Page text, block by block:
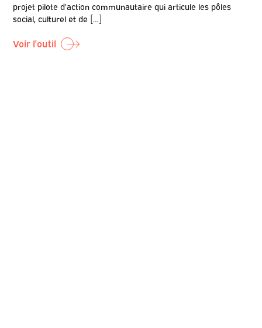
projet pilote d’action communautaire qui articule les pôles
social, culturel et de […]
Voir l'outil